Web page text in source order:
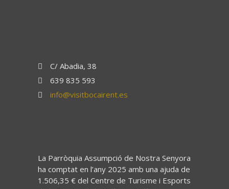
C/ Abadia, 38
639 835 593
info@visitbocairent.es
La Parròquia Assumpció de Nostra Senyora
ha comptat en l’any 2025 amb una ajuda de
1.506,35 € del Centre de Turisme i Esports